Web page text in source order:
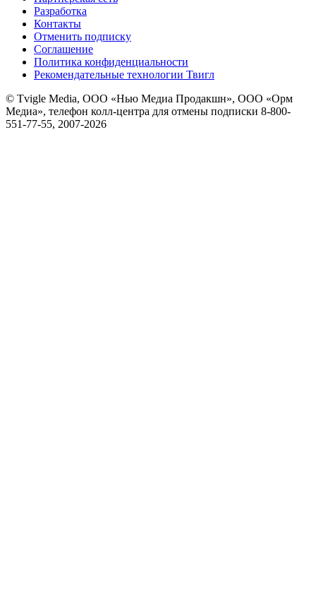
Разработка
Контакты
Отменить подписку
Соглашение
Политика конфиденциальности
Рекомендательные технологии Твигл
© Tvigle Media, ООО «Нью Медиа Продакшн», ООО «Орм
Медиа», телефон колл-центра для отмены подписки 8-800-
551-77-55, 2007-2026